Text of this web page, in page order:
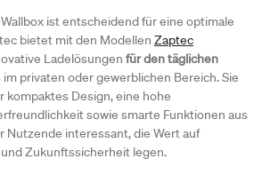
ist entscheidend für eine optimale
bietet mit den Modellen Zaptec
Ladelösungen für den täglichen
privaten oder gewerblichen Bereich. Sie
kompaktes Design, eine hohe
sowie smarte Funktionen aus
Nutzende interessant, die Wert auf
Zukunftssicherheit legen.